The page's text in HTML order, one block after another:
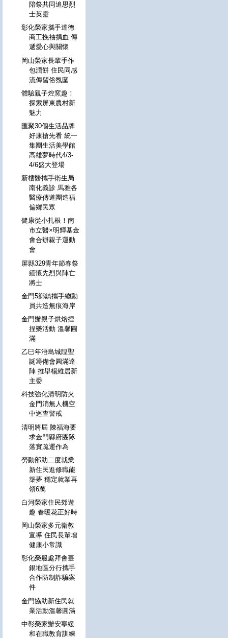
陪祭共同追思烈
士英靈
彰化榮家攜手達德
商工挽袖捐血 傳
遞愛心與關懷
岡山榮家長輩手作
包潤餅 住民同感
流傳習俗氛圍
體驗親子焢窯趣！
探索屏東農村新
魅力
匯聚30個生活品牌
好康搶先看 統一
集團生活美學館
高雄夢時代4/3-
4/6盛大登場
新樓醫攜手衛生局
南化義診 馬雅各
醫療傳道團造福
偏鄉民眾
健康從小扎根！南
市立醫×明輝基金
會合辦親子運動
會
屏縣329青年節春祭
緬懷先烈與陣亡
將士
金門5鄉鎮攜手總動
員共造無痕海岸
金門辦親子烘焙捏
捏樂活動 溫馨圓
滿
乙巳年浯島城隍聖
誕籌備會圓滿達
陣 推舉楊維居新
主委
科技強化清明防火
金門消無人機空
中巡查警戒
清明將屆 陳福海要
求金門縣府團隊
落實疏運作為
勞動部助二度就業
新住民進修職能
築夢 穩定就業再
領6萬
白河榮家住民郊遊
趣 春暖花正好時
岡山榮家多元衛教
宣導 住民長輩增
健康小常識
彰化榮服處拜會臺
銀地區分行攜手
合作防制詐騙案
件
金門協助新住民就
業活動溫馨圓滿
中彰榮家辦安寧緩
和在職教育訓練